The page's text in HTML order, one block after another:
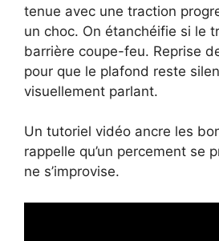
tenue avec une traction
un choc. On étanchéifie si le
barrière coupe-feu. Reprise
pour que le plafond reste
visuellement parlant.
Un tutoriel vidéo ancre les
rappelle qu’un percement se
ne s’improvise.